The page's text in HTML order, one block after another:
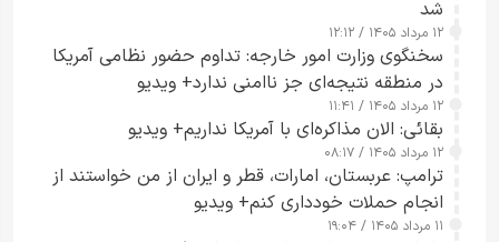
شد
۱۲ مرداد ۱۴۰۵ / ۱۲:۱۲
سخنگوی وزارت امور خارجه: تداوم حضور نظامی آمریکا
در منطقه نتیجه‌ای جز ناامنی ندارد+ ویدیو
۱۲ مرداد ۱۴۰۵ / ۱۱:۴۱
بقائی: الان مذاکره‌ای با آمریکا نداریم+ ویدیو
۱۲ مرداد ۱۴۰۵ / ۰۸:۱۷
ترامپ: عربستان، امارات، قطر و ایران از من خواستند از
انجام حملات خودداری کنم+ ویدیو
۱۱ مرداد ۱۴۰۵ / ۱۹:۰۴